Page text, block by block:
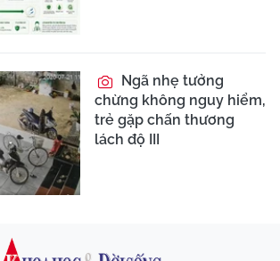
Ngã nhẹ tưởng
chừng không nguy hiểm,
trẻ gặp chấn thương
lách độ III